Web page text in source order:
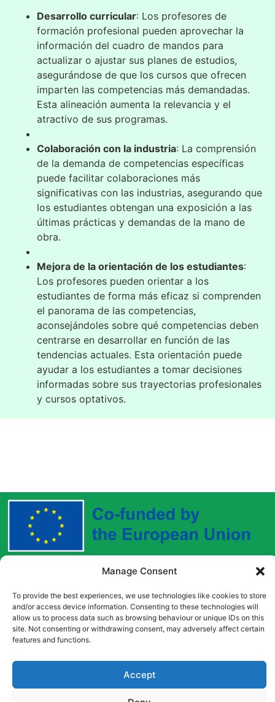
Manage Consent
To provide the best experiences, we use technologies like cookies to store
and/or access device information. Consenting to these technologies will
allow us to process data such as browsing behaviour or unique IDs on this
site. Not consenting or withdrawing consent, may adversely affect certain
features and functions.
Accept
Desarrollo curricular: Los profesores de
formación profesional pueden aprovechar la
información del cuadro de mandos para
actualizar o ajustar sus planes de estudios,
asegurándose de que los cursos que ofrecen
imparten las competencias más demandadas.
Esta alineación aumenta la relevancia y el
atractivo de sus programas.
Colaboración con la industria: La comprensión
de la demanda de competencias específicas
puede facilitar colaboraciones más
significativas con las industrias, asegurando que
los estudiantes obtengan una exposición a las
últimas prácticas y demandas de la mano de
obra.
Mejora de la orientación de los estudiantes:
Los profesores pueden orientar a los
estudiantes de forma más eficaz si comprenden
el panorama de las competencias,
aconsejándoles sobre qué competencias deben
centrarse en desarrollar en función de las
tendencias actuales. Esta orientación puede
ayudar a los estudiantes a tomar decisiones
informadas sobre sus trayectorias profesionales
y cursos optativos.
Funded by the European Union. Views and opinions
do not necessarily reflect those of the European Union
or the European Education and Culture Executive
Agency (EACEA). Neither the European Union nor
EACEA can be held responsible for them.
Copyright © [2022] [Career Pathways]